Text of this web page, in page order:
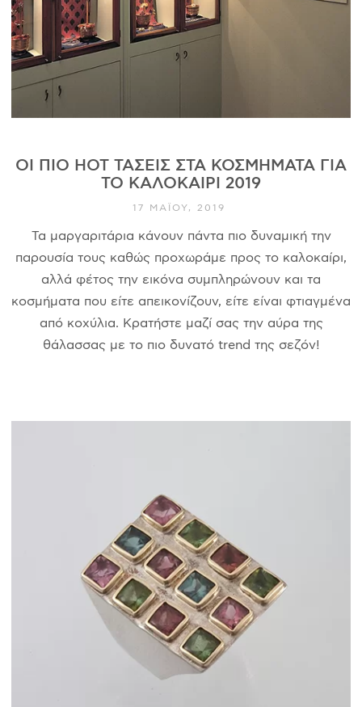
ΙΣΤΟΡΊΑ
Η ΣΧΕΔΙΆΣΤΡΙΑ
ΤΙ ΣΗΜΑΊΝΕΙ ΤΟ ΚΌΣΜΗΜΑ ΓΙΑ ΜΑΣ ;
Ο ΛΟΓΑΡΙΑΣΜΌΣ ΜΟΥ
ΚΑΛΆΘΙ ΑΓΟΡΏΝ
ΑΠΟΣΤΟΛΈΣ/ΕΠΙΣΤΡΟΦΈΣ
ΠΟΛΙΤΙΚΉ ΑΠΟΡΡΉΤΟΥ
ΟΙ ΠΙΟ HOT ΤΆΣΕΙΣ ΣΤΑ ΚΟΣΜΉΜΑΤΑ ΓΙΑ
ΤΟ ΚΑΛΟΚΑΊΡΙ 2019
17 ΜΑΪ́ΟΥ, 2019
Τα μαργαριτάρια κάνουν πάντα πιο δυναμική την
παρουσία τους καθώς προχωράμε προς το καλοκαίρι,
αλλά φέτος την εικόνα συμπληρώνουν και τα
κοσμήματα που είτε απεικονίζουν, είτε είναι φτιαγμένα
από κοχύλια. Κρατήστε μαζί σας την αύρα της
θάλασσας με το πιο δυνατό trend της σεζόν!